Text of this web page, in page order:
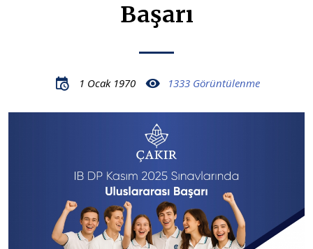
Başarı
1 Ocak 1970 1333 Görüntülenme